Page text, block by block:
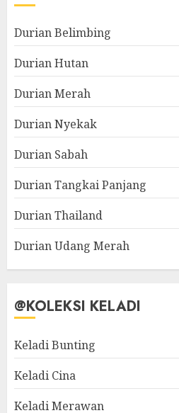
Durian Belimbing
Durian Hutan
Durian Merah
Durian Nyekak
Durian Sabah
Durian Tangkai Panjang
Durian Thailand
Durian Udang Merah
@KOLEKSI KELADI
Keladi Bunting
Keladi Cina
Keladi Merawan